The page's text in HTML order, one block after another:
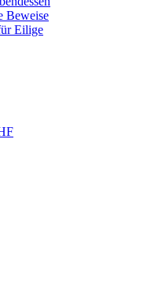
Beweise
Eilige